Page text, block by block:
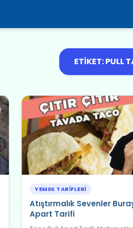
ETIKET: PULL
YEMEK TARIFLERI
Atıştırmalık Sevenler
Apart Tarifi